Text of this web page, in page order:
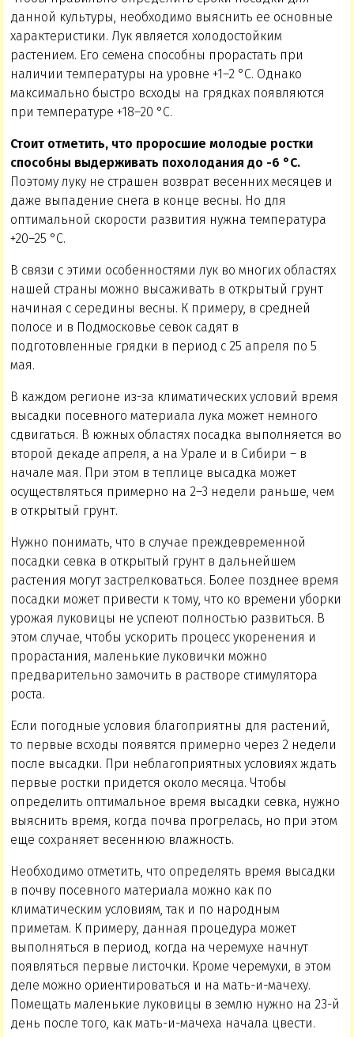
данной культуры, необходимо выяснить ее основные
характеристики. Лук является холодостойким
растением. Его семена способны прорастать при
наличии температуры на уровне +1–2 °C. Однако
максимально быстро всходы на грядках появляются
при температуре +18–20 °C.
Стоит отметить, что проросшие молодые ростки
способны выдерживать похолодания до -6 °C.
Поэтому луку не страшен возврат весенних месяцев и
даже выпадение снега в конце весны. Но для
оптимальной скорости развития нужна температура
+20–25 °C.
В связи с этими особенностями лук во многих областях
нашей страны можно высаживать в открытый грунт
начиная с середины весны. К примеру, в средней
полосе и в Подмосковье севок садят в
подготовленные грядки в период с 25 апреля по 5
мая.
В каждом регионе из-за климатических условий время
высадки посевного материала лука может немного
сдвигаться. В южных областях посадка выполняется во
второй декаде апреля, а на Урале и в Сибири – в
начале мая. При этом в теплице высадка может
осуществляться примерно на 2–3 недели раньше, чем
в открытый грунт.
Нужно понимать, что в случае преждевременной
посадки севка в открытый грунт в дальнейшем
растения могут застрелковаться. Более позднее время
посадки может привести к тому, что ко времени уборки
урожая луковицы не успеют полностью развиться. В
этом случае, чтобы ускорить процесс укоренения и
прорастания, маленькие луковички можно
предварительно замочить в растворе стимулятора
роста.
Если погодные условия благоприятны для растений,
то первые всходы появятся примерно через 2 недели
после высадки. При неблагоприятных условиях ждать
первые ростки придется около месяца. Чтобы
определить оптимальное время высадки севка, нужно
выяснить время, когда почва прогрелась, но при этом
еще сохраняет весеннюю влажность.
Необходимо отметить, что определять время высадки
в почву посевного материала можно как по
климатическим условиям, так и по народным
приметам. К примеру, данная процедура может
выполняться в период, когда на черемухе начнут
появляться первые листочки. Кроме черемухи, в этом
деле можно ориентироваться и на мать-и-мачеху.
Помещать маленькие луковицы в землю нужно на 23-й
день после того, как мать-и-мачеха начала цвести.